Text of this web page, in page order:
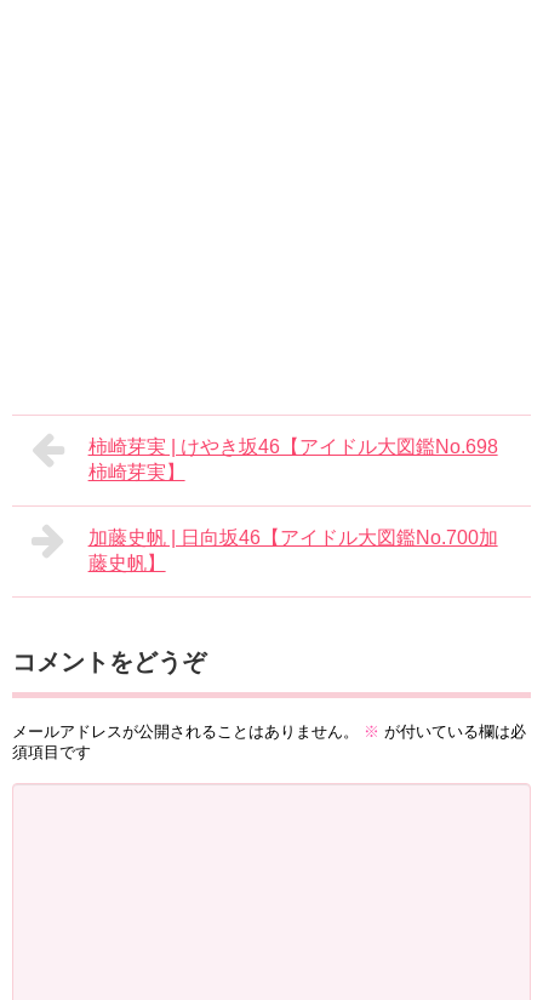
柿崎芽実 | けやき坂46【アイドル大図鑑No.698
柿崎芽実】
加藤史帆 | 日向坂46【アイドル大図鑑No.700加
藤史帆】
コメントをどうぞ
メールアドレスが公開されることはありません。 ※ が付いている欄は必
須項目です